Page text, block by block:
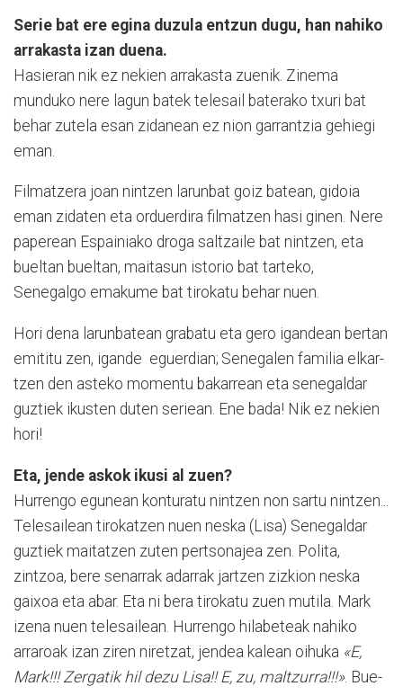
Serie bat ere egina duzula entzun dugu, han nahiko
arrakasta izan duena.
Hasieran nik ez nekien arrakasta zuenik. Zinema
munduko nere lagun batek telesail baterako txuri bat
behar zutela esan zidanean ez nion garrantzia gehiegi
eman.
Filmatzera joan nintzen larunbat goiz batean, gidoia
eman zidaten eta orduerdira filma­tzen hasi ginen. Nere
paperean Espainiako droga saltzaile bat nintzen, eta
bueltan bueltan, maitasun istorio bat tarteko,
Senegalgo emakume bat tirokatu behar nuen.
Hori dena larunbatean grabatu eta gero igandean ­bertan
emititu zen, igande eguer­dian; Senegalen familia elkar­
tzen den asteko momentu bakarrean eta senegaldar
guztiek ikusten duten seriean. Ene bada! Nik ez nekien
hori!
Eta, jende askok ikusi al zuen?
Hurrengo egunean konturatu nintzen non sartu nin­tzen...
Telesailean tirokatzen nuen neska (Lisa) Senegaldar
guztiek maitatzen zuten per­tsonajea zen. Polita,
zintzoa, bere senarrak adarrak jartzen zizkion neska
gaixoa eta abar. Eta ni bera tirokatu zuen mutila. Mark
izena nuen telesailean. Hurrengo hilabeteak nahiko
arraroak izan ziren niretzat, jendea kalean oihuka «E,
Mark!!! Zergatik hil dezu Lisa!! E, zu, maltzurra!!!». Bue­